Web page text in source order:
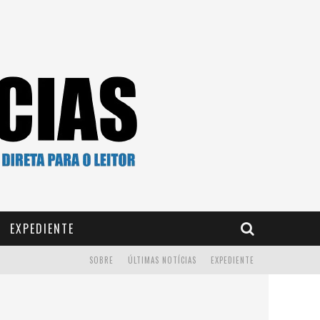
EXPEDIENTE
EXPEDIENTE
ÚLTIMAS NOTÍCIAS
SOBRE